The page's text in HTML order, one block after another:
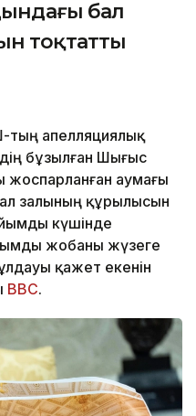
бал
тоқтатты
тың апелляциялық
бұзылған Шығыс
аумағы
залының құрылысын
күшінде
жобаны жүзеге
қажет екенін
BBC.